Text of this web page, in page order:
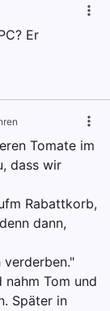
Er
Tomate im
dass wir
Rabattkorb,
dann,
verderben."
Tom und
Später in